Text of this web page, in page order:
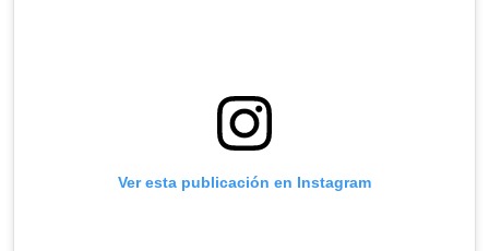
Ver esta publicación en Instagram